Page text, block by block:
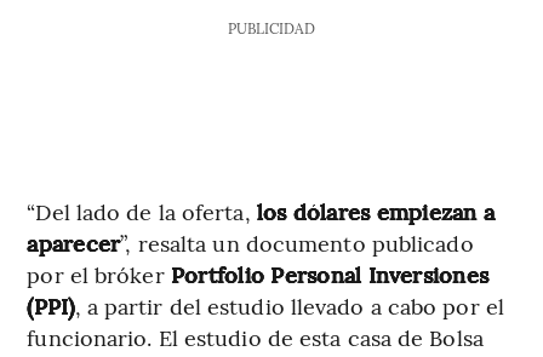
PUBLICIDAD
“Del lado de la oferta, los dólares empiezan a
aparecer”, resalta un documento publicado
por el brókerPortfolio Personal Inversiones
(PPI), a partir del estudio llevado a cabo por el
funcionario. El estudio de esta casa de Bolsa